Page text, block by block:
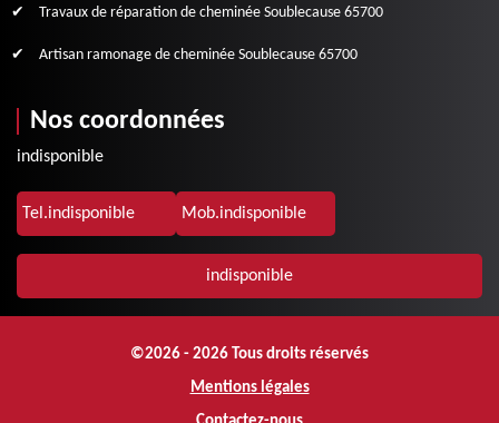
Travaux de réparation de cheminée Soublecause 65700
Artisan ramonage de cheminée Soublecause 65700
Nos coordonnées
indisponible
Tel.indisponible Mob.indisponible
indisponible
©2026 - 2026 Tous droits réservés
Mentions légales